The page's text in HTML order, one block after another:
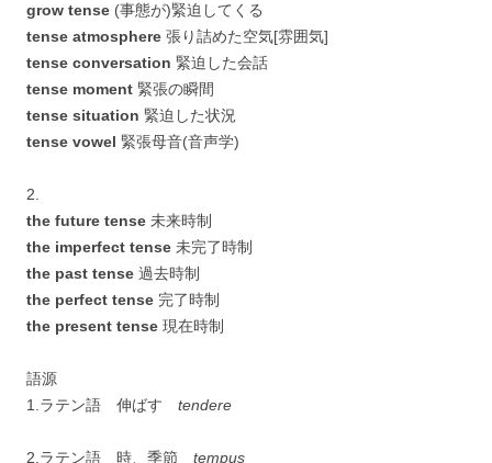
grow tense (事態が)緊迫してくる
tense atmosphere 張り詰めた空気[雰囲気]
tense conversation 緊迫した会話
tense moment 緊張の瞬間
tense situation 緊迫した状況
tense vowel 緊張母音(音声学)
2.
the future tense 未来時制
the imperfect tense 未完了時制
the past tense 過去時制
the perfect tense 完了時制
the present tense 現在時制
語源
1.ラテン語 伸ばす tendere
2.ラテン語 時、季節 tempus